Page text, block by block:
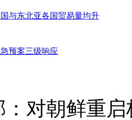
与东北亚各国贸易量均升
预案三级响应
要求日船立即离开
：对朝鲜重